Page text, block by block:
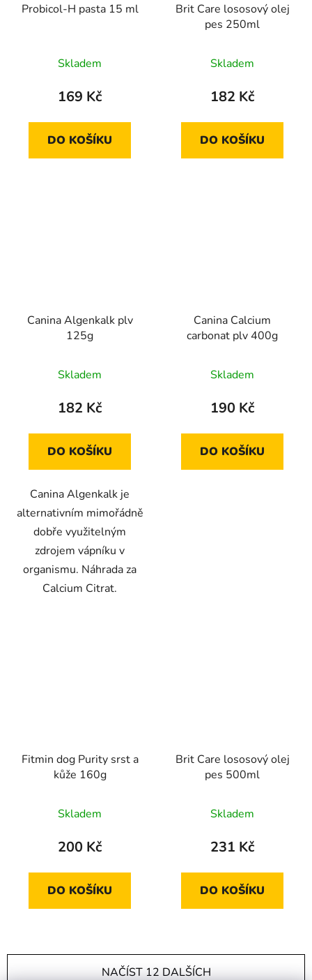
Probicol-H pasta 15 ml
Skladem
169 Kč
DO KOŠÍKU
Brit Care lososový olej
pes 250ml
Skladem
182 Kč
DO KOŠÍKU
Canina Algenkalk plv
125g
Skladem
182 Kč
DO KOŠÍKU
Canina Algenkalk je
alternativním mimořádně
dobře využitelným
zdrojem vápníku v
organismu. Náhrada za
Calcium Citrat.
Canina Calcium
carbonat plv 400g
Skladem
190 Kč
DO KOŠÍKU
Fitmin dog Purity srst a
kůže 160g
Skladem
200 Kč
DO KOŠÍKU
Brit Care lososový olej
pes 500ml
Skladem
231 Kč
DO KOŠÍKU
NAČÍST 12 DALŠÍCH